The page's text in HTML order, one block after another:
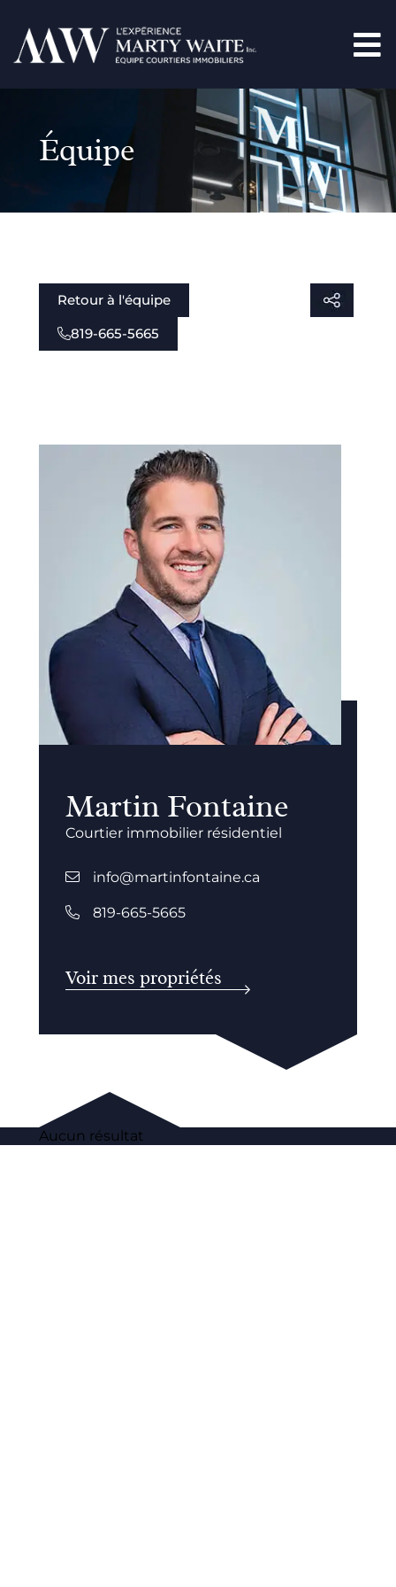
Équipe
Retour à l'équipe
819-665-5665
Martin Fontaine
Courtier immobilier résidentiel
info@martinfontaine.ca
819-665-5665
Voir mes propriétés
Aucun résultat